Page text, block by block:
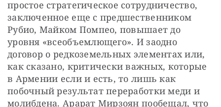
простое стратегическое сотрудничество,
заключенное еще с предшественником
Рубио, Майком Помпео, повышает до
уровня «всеобъемлющего». И заодно
договор о редкоземельных элементах или,
как сказано, критически важных, которые
в Армении если и есть, то лишь как
побочный результат переработки меди и
молибдена. Арарат Мирзоян пообещал, что